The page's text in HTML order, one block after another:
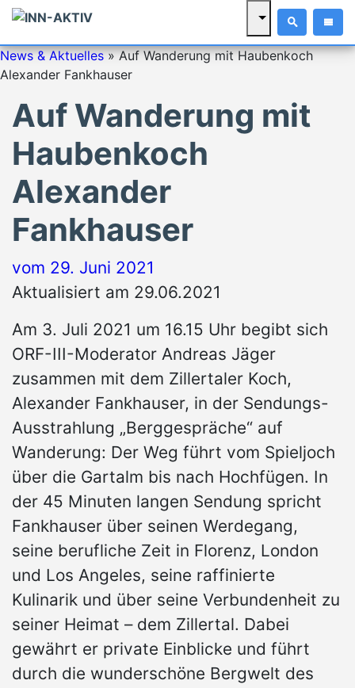
News & Aktuelles»Auf Wanderung mit Haubenkoch
Alexander Fankhauser
Auf Wanderung mit
Haubenkoch
Alexander
Fankhauser
vom 29. Juni 2021
Aktualisiert am 29.06.2021
Am 3. Juli 2021 um 16.15 Uhr begibt sich
ORF-III-Moderator Andreas Jäger
zusammen mit dem Zillertaler Koch,
Alexander Fankhauser, in der Sendungs-
Ausstrahlung „Berggespräche“ auf
Wanderung: Der Weg führt vom Spieljoch
über die Gartalm bis nach Hochfügen. In
der 45 Minuten langen Sendung spricht
Fankhauser über seinen Werdegang,
seine berufliche Zeit in Florenz, London
und Los Angeles, seine raffinierte
Kulinarik und über seine Verbundenheit zu
seiner Heimat – dem Zillertal. Dabei
gewährt er private Einblicke und führt
durch die wunderschöne Bergwelt des